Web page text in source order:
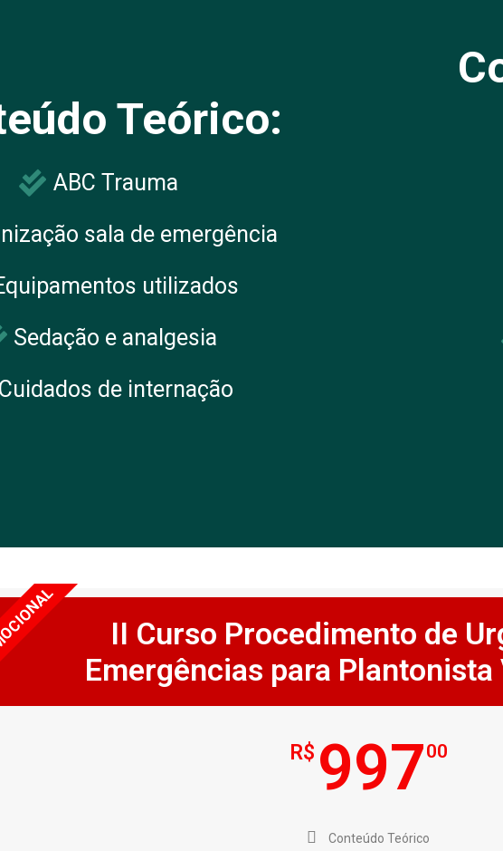
Teórico:
ABC Trauma
sala de emergência
utilizados
Sedação e analgesia
Cuidados de internação
II Curso Procedimento de
Emergências para
R$ 99700
Conteúdo Teórico